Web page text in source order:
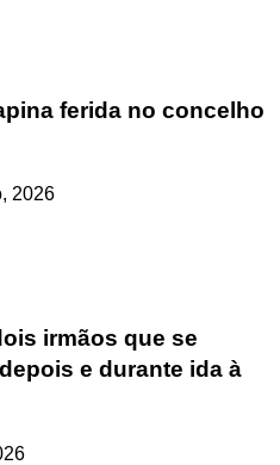
ferida no concelho
2026
irmãos que se
e durante ida à